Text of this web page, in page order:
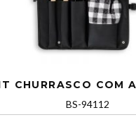
CHURRASCO COM
BS-94112